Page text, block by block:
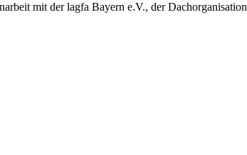
mit der lagfa Bayern e.V., der